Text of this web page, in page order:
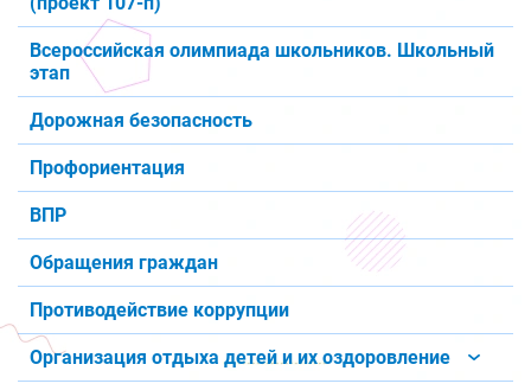
Всероссийская олимпиада школьников. Школьный
этап
Дорожная безопасность
Профориентация
ВПР
Обращения граждан
Противодействие коррупции
Организация отдыха детей и их оздоровление